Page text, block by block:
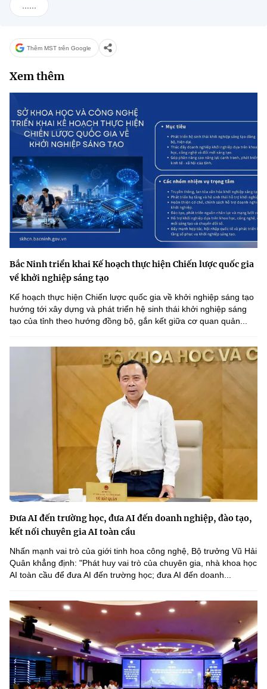
......
Thêm MST trên Google
Xem thêm
Bắc Ninh triển khai Kế hoạch thực hiện Chiến lược quốc gia
về khởi nghiệp sáng tạo
Kế hoạch thực hiện Chiến lược quốc gia về khởi nghiệp sáng tạo
hướng tới xây dựng và phát triển hệ sinh thái khởi nghiệp sáng
tạo của tỉnh theo hướng đồng bộ, gắn kết giữa cơ quan quản...
Đưa AI đến trường học, đưa AI đến doanh nghiệp, đào tạo,
kết nối chuyên gia AI toàn cầu
Nhấn mạnh vai trò của giới tinh hoa công nghệ, Bộ trưởng Vũ Hải
Quân khẳng định: "Phát huy vai trò của chuyên gia, nhà khoa học
AI toàn cầu để đưa AI đến trường học; đưa AI đến doanh...